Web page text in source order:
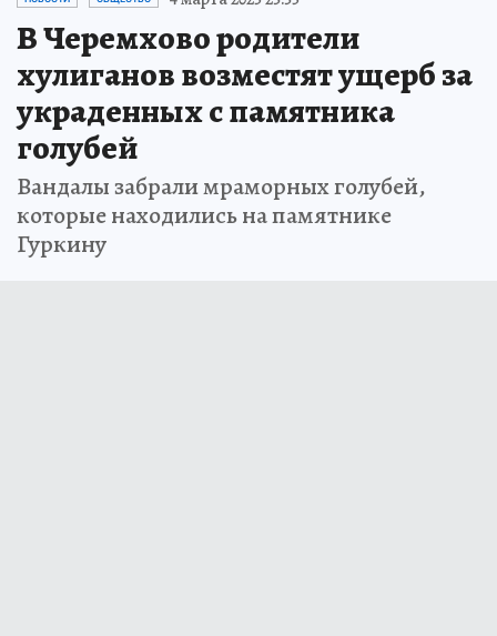
В Черемхово родители
хулиганов возместят ущерб за
украденных с памятника
голубей
Вандалы забрали мраморных голубей,
которые находились на памятнике
Гуркину